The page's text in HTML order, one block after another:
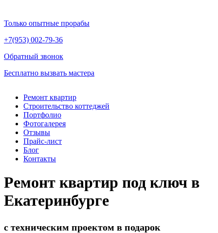
Только опытные прорабы
+7(953) 002-79-36
Обратный звонок
Бесплатно вызвать мастера
Ремонт квартир
Строительство коттеджей
Портфолио
Фотогалерея
Отзывы
Прайс-лист
Блог
Контакты
Ремонт квартир под ключ в
Екатеринбурге
с техническим проектом в подарок